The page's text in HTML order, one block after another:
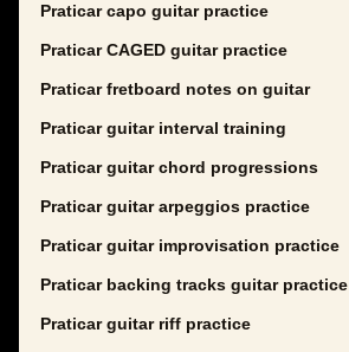
Praticar capo guitar practice
Praticar CAGED guitar practice
Praticar fretboard notes on guitar
Praticar guitar interval training
Praticar guitar chord progressions
Praticar guitar arpeggios practice
Praticar guitar improvisation practice
Praticar backing tracks guitar practice
Praticar guitar riff practice